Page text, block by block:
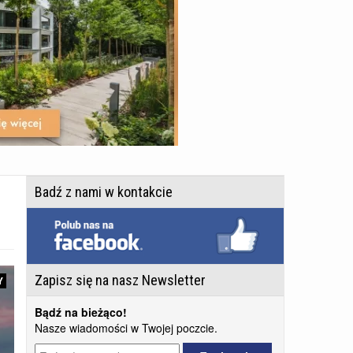
Badź z nami w kontakcie
Zapisz się na nasz Newsletter
Bądź na bieżąco!
Nasze wiadomości w Twojej poczcie.